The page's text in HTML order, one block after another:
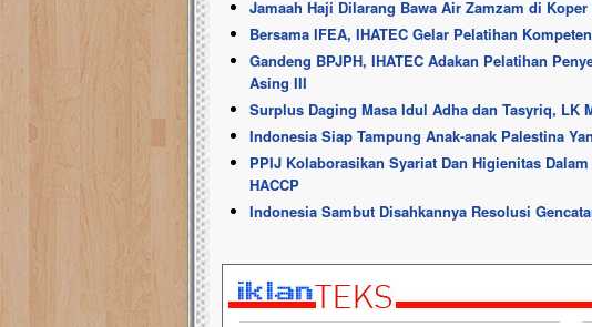
Jamaah Haji Dilarang Bawa Air Zamzam di Koper
Bersama IFEA, IHATEC Gelar Pelatihan
Gandeng BPJPH, IHATEC Adakan Pelatihan
Asing III
Surplus Daging Masa Idul Adha dan Tasyriq, LK
Indonesia Siap Tampung Anak-anak Palestina
PPIJ Kolaborasikan Syariat Dan Higienitas
HACCP
Indonesia Sambut Disahkannya Resolusi